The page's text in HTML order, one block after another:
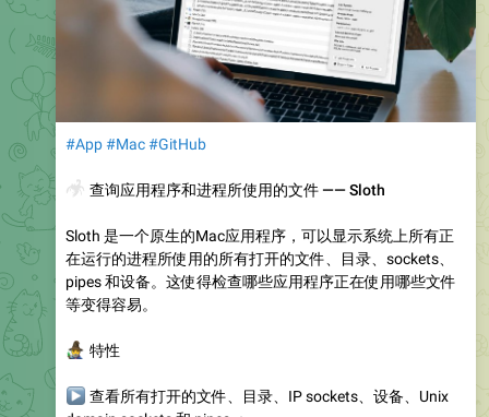
#App#Mac#GitHub
查询应用程序和进程所使用的文件 —— Sloth
Sloth 是一个原生的Mac应用程序，可以显示系统上所有正
在运行的进程所使用的所有打开的文件、目录、sockets、
pipes 和设备。这使得检查哪些应用程序正在使用哪些文件
等变得容易。
特性
查看所有打开的文件、目录、IP sockets、设备、Unix